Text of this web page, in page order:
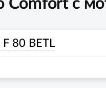
Comfort с
80 BETL